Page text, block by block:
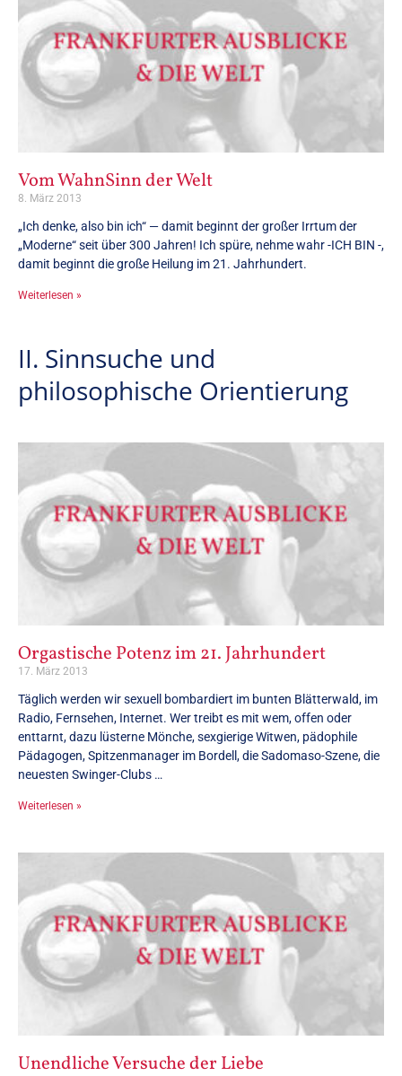
Vom WahnSinn der Welt
8. März 2013
„Ich denke, also bin ich“ — damit beginnt der großer Irrtum der
„Moderne“ seit über 300 Jahren! Ich spüre, nehme wahr -ICH BIN -,
damit beginnt die große Heilung im 21. Jahrhundert.
Weiterlesen »
II. Sinnsuche und
philosophische Orientierung
Orgastische Potenz im 21. Jahrhundert
17. März 2013
Täglich werden wir sexuell bombardiert im bunten Blätterwald, im
Radio, Fernsehen, Internet. Wer treibt es mit wem, offen oder
enttarnt, dazu lüsterne Mönche, sexgierige Witwen, pädophile
Pädagogen, Spitzenmanager im Bordell, die Sadomaso-Szene, die
neuesten Swinger-Clubs …
Weiterlesen »
Unendliche Versuche der Liebe